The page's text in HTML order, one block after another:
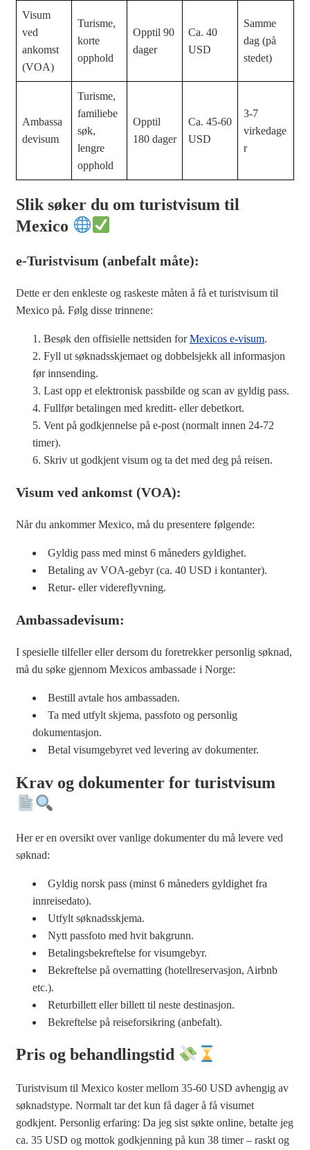
Visum
ved
ankomst
(VOA)
Turisme,
korte
opphold
Opptil 90
dager
Ca. 40
USD
Samme
dag (på
stedet)
Ambassa
devisum
Turisme,
familiebe
søk,
lengre
opphold
Opptil
180 dager
Ca. 45-60
USD
3-7
virkedage
r
Slik søker du om turistvisum til
Mexico
e-Turistvisum (anbefalt måte):
Dette er den enkleste og raskeste måten å få et turistvisum til
Mexico på. Følg disse trinnene:
Besøk den offisielle nettsiden forMexicos e-visum.
Fyll ut søknadsskjemaet og dobbelsjekk all informasjon
før innsending.
Last opp et elektronisk passbilde og scan av gyldig pass.
Fullfør betalingen med kreditt- eller debetkort.
Vent på godkjennelse på e-post (normalt innen 24-72
timer).
Skriv ut godkjent visum og ta det med deg på reisen.
Visum ved ankomst (VOA):
Når du ankommer Mexico, må du presentere følgende:
Gyldig pass med minst 6 måneders gyldighet.
Betaling av VOA-gebyr (ca. 40 USD i kontanter).
Retur- eller videreflyvning.
Ambassadevisum:
I spesielle tilfeller eller dersom du foretrekker personlig søknad,
må du søke gjennom Mexicos ambassade i Norge:
Bestill avtale hos ambassaden.
Ta med utfylt skjema, passfoto og personlig
dokumentasjon.
Betal visumgebyret ved levering av dokumenter.
Krav og dokumenter for turistvisum
Her er en oversikt over vanlige dokumenter du må levere ved
søknad:
Gyldig norsk pass (minst 6 måneders gyldighet fra
innreisedato).
Utfylt søknadsskjema.
Nytt passfoto med hvit bakgrunn.
Betalingsbekreftelse for visumgebyr.
Bekreftelse på overnatting (hotellreservasjon, Airbnb
etc.).
Returbillett eller billett til neste destinasjon.
Bekreftelse på reiseforsikring (anbefalt).
Pris og behandlingstid
Turistvisum til Mexico koster mellom 35-60 USD avhengig av
søknadstype. Normalt tar det kun få dager å få visumet
godkjent. Personlig erfaring: Da jeg sist søkte online, betalte jeg
ca. 35 USD og mottok godkjenning på kun 38 timer – raskt og